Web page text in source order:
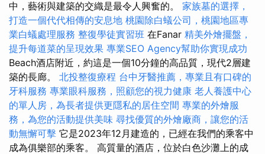
中，藝術與建築的交織是最令人興奮的。 家族墓的選擇，
打造一個代代相傳的安息地 桃園除白蟻公司，桃園地區專
業白蟻處理服務 整復學徒實習班 在Fanar 精美外燴擺盤，
提升每道菜的呈現效果 專業SEO Agency幫助你實現成功
Beach酒店附近，約這是一個10分鐘的高品質，現代2層建
築的長廊。 北投整復療程 台中牙醫推薦，專業且有口碑的
牙科服務 專業眼科服務，照顧您的視力健康 老人養護中心
的單人房，為長者提供更隱私的居住空間 專業的外燴服
務，為您的活動提供美味 尋找優質的外燴廠商，讓您的活
動無懈可擊 它是2023年12月建造的，已經在我們的乘客中
成為俱樂部的乘客。 高質量的酒店，位於白色沙灘上的成